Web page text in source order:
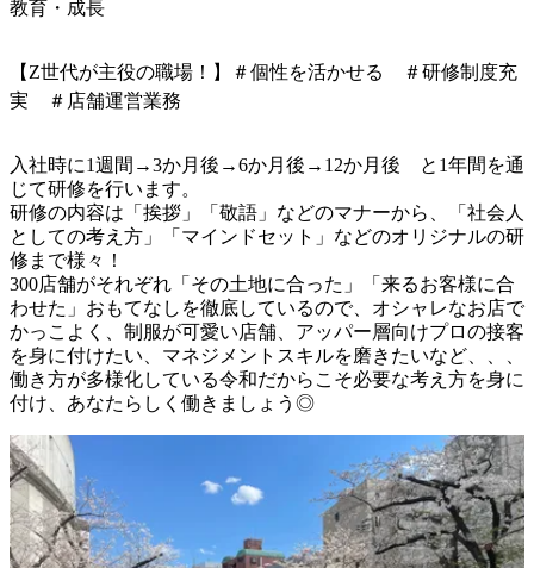
教育・成長
【Z世代が主役の職場！】＃個性を活かせる ＃研修制度充
実 ＃店舗運営業務
入社時に1週間→3か月後→6か月後→12か月後　と1年間を通
じて研修を行います。
研修の内容は「挨拶」「敬語」などのマナーから、「社会人
としての考え方」「マインドセット」などのオリジナルの研
修まで様々！
300店舗がそれぞれ「その土地に合った」「来るお客様に合
わせた」おもてなしを徹底しているので、オシャレなお店で
かっこよく、制服が可愛い店舗、アッパー層向けプロの接客
を身に付けたい、マネジメントスキルを磨きたいなど、、、
働き方が多様化している令和だからこそ必要な考え方を身に
付け、あなたらしく働きましょう◎